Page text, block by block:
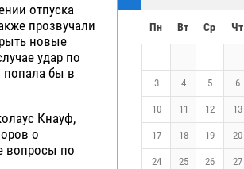
отпуска
прозвучали
новые
удар по
попала бы в
Кнауф,
о
вопросы по
Пн Вт Ср Чт
3 4 5 6
10 11 12 13
17 18 19 20
24 25 26 27